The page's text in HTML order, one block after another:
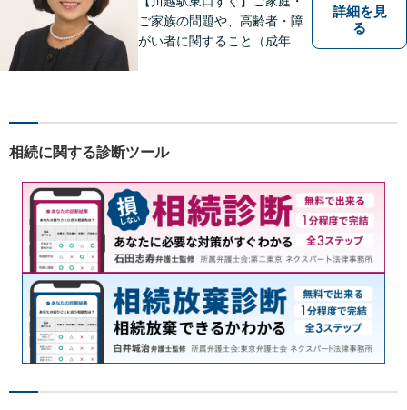
ご家族の問題や、高齢者・障
がい者に関すること（成年後
い。
詳細を見
る
相続に関する診断ツール